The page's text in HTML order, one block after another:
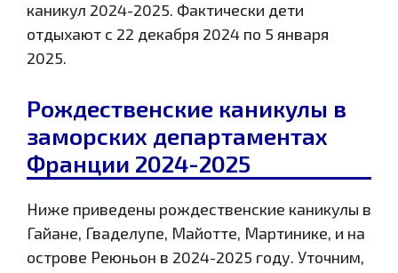
каникул 2024-2025. Фактически дети
отдыхают с 22 декабря 2024 по 5 января
2025.
Рождественские каникулы в
заморских департаментах
Франции 2024-2025
Ниже приведены рождественские каникулы в
Гайане, Гваделупе, Майотте, Мартинике, и на
острове Реюньон в 2024-2025 году. Уточним,